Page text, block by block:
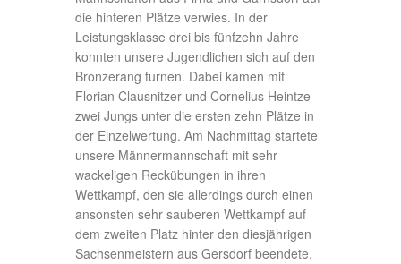
die hinteren Plätze verwies. In der
Leistungsklasse drei bis fünfzehn Jahre
konnten unsere Jugendlichen sich auf den
Bronzerang turnen. Dabei kamen mit
Florian Clausnitzer und Cornelius Heintze
zwei Jungs unter die ersten zehn Plätze in
der Einzelwertung. Am Nachmittag startete
unsere Männermannschaft mit sehr
wackeligen Reckübungen in ihren
Wettkampf, den sie allerdings durch einen
ansonsten sehr sauberen Wettkampf auf
dem zweiten Platz hinter den diesjährigen
Sachsenmeistern aus Gersdorf beendete.